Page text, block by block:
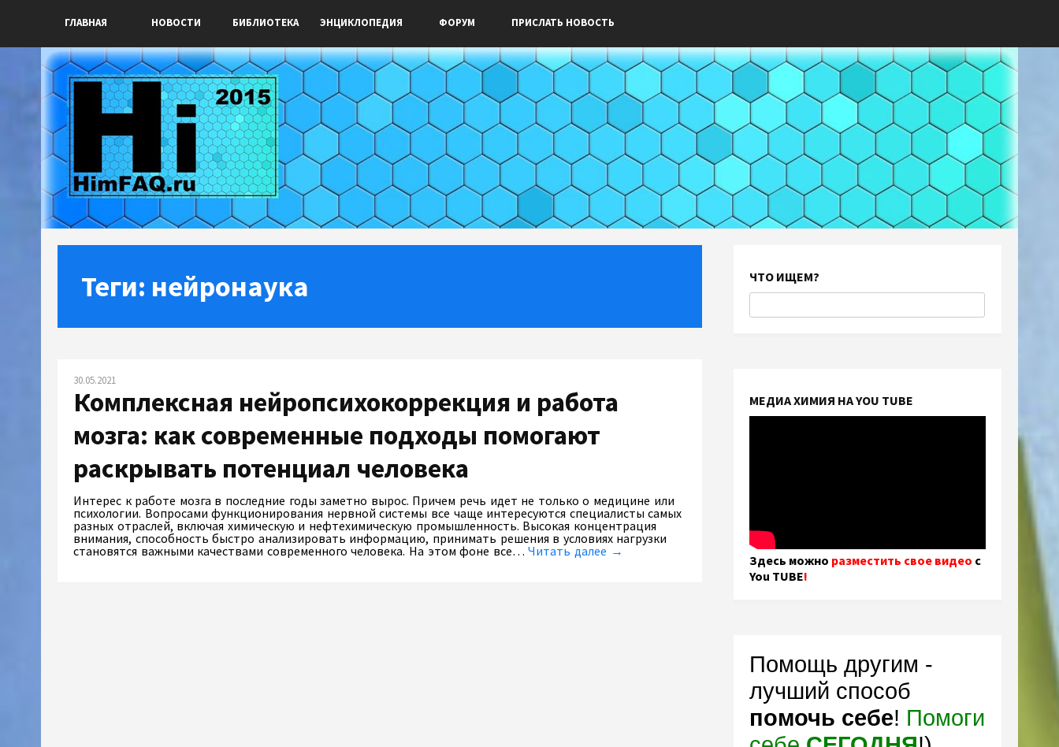
ГЛАВНАЯ НОВОСТИ БИБЛИОТЕКА ЭНЦИКЛОПЕДИЯ ФОРУМ ПРИСЛАТЬ НОВОСТЬ
Теги: нейронаука
30.05.2021
Комплексная нейропсихокоррекция и работа
мозга: как современные подходы помогают
раскрывать потенциал человека
Интерес к работе мозга в последние годы заметно вырос. Причем речь идет не только о медицине или
психологии. Вопросами функционирования нервной системы все чаще интересуются специалисты самых
разных отраслей, включая химическую и нефтехимическую промышленность. Высокая концентрация
внимания, способность быстро анализировать информацию, принимать решения в условиях нагрузки
становятся важными качествами современного человека. На этом фоне все…Читать далее →
ЧТО ИЩЕМ?
МЕДИА ХИМИЯ НА YOU TUBE
Здесь можно разместить свое видео с
You TUBE!
Помощь другим -
лучший способ
помочь себе! Помоги